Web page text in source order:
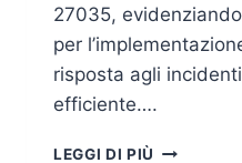
27035,
per
risposta agli
efficiente….
LEGGI DI PIÙ INCIDENT